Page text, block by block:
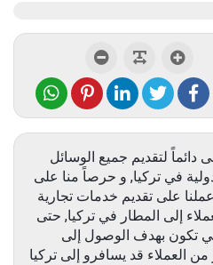
دائماً لتقديم جميع الوسائل
في تركيا, و حرصاً منا على
ذلك في In Turkey Export عملنا على تقديم خدمات تجارية
إلى المطار في تركيا, حتى
تكون بهدف الوصول إلى
من العملاء قد يسافرو إلى تركيا